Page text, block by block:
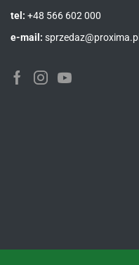
tel: +48 566 602 000
e-mail: sprzedaz@proxima.pl
FacebookInstagramYoutube